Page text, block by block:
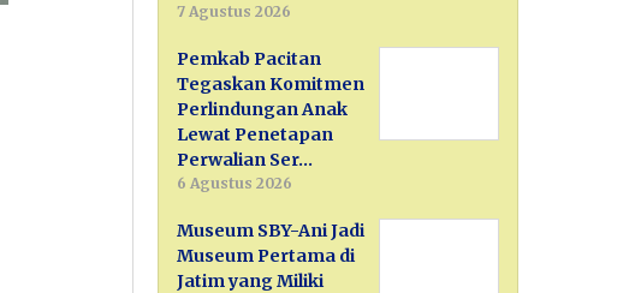
7 Agustus 2026
Pemkab Pacitan
Tegaskan Komitmen
Perlindungan Anak
Lewat Penetapan
Perwalian Ser…
6 Agustus 2026
Museum SBY-Ani Jadi
Museum Pertama di
Jatim yang Miliki